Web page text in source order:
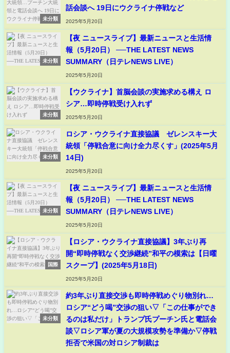
未分類
話会談へ 19日にウクライナ停戦など
2025年5月20日
未分類
【夜 ニュースライブ】最新ニュースと生活情
報（5月20日） ──THE LATEST NEWS
SUMMARY（日テレNEWS LIVE）
2025年5月20日
未分類
【ウクライナ】首脳会談の実施求める構え ロ
シア…即時停戦受け入れず
2025年5月20日
未分類
ロシア・ウクライナ直接協議 ゼレンスキー大
統領「停戦合意に向け全力尽くす」(2025年5月
14日)
2025年5月20日
未分類
【夜 ニュースライブ】最新ニュースと生活情
報（5月20日） ──THE LATEST NEWS
SUMMARY（日テレNEWS LIVE）
2025年5月20日
国際
【ロシア・ウクライナ直接協議】3年ぶり再
開“即時停戦なく交渉継続”和平の模索は【日曜
スクープ】(2025年5月18日)
2025年5月20日
未分類
約3年ぶり直接交渉も即時停戦めぐり物別れ…
ロシア“どう喝”交渉の狙い▽「この仕事ができ
るのは私だけ」トランプ氏プーチン氏と電話会
談▽ロシア軍が夏の大規模攻勢を準備か▽停戦
拒否で米国の対ロシア制裁は